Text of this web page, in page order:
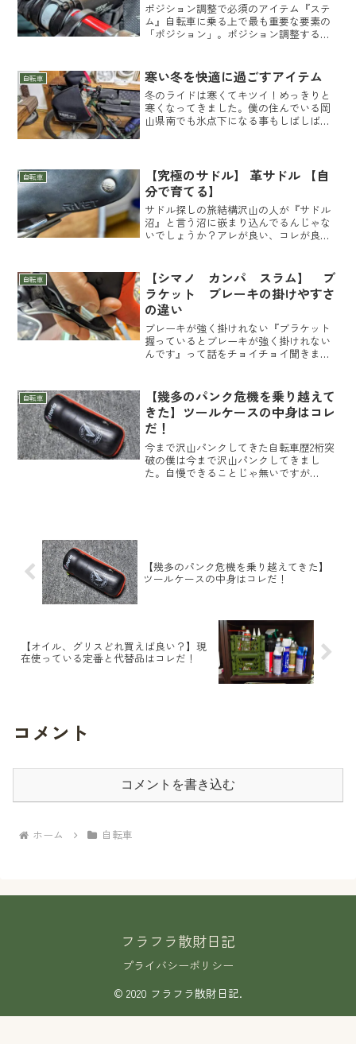
ポジション調整で必須のアイテム『ステ
ム』自転車に乗る上で最も重要な要素の
「ポジション」。ポジション調整する時
く初心者の人がサドルの前後させてハン
ドルまでの距離を調整した...
自転車 寒い冬を快適に過ごすアイテム
冬のライドは寒くてキツイ！めっきりと
寒くなってきました。僕の住んでいる岡
山県南でも氷点下になる事もしばしばで
く走れなくなるタイプで冬...
自転車
【究極のサドル】 革サドル 【自
分で育てる】
サドル探しの旅結構沢山の人が『サドル
沼』と言う沼に嵌まり込んでるんじゃな
いでしょうか？アレが良い、コレが良い
合わないが異なるので良さそうなのを片
っ端から試すといった感じ...
自転車
【シマノ カンパ スラム】 ブ
ラケット ブレーキの掛けやすさ
の違い
ブレーキが強く掛けれない『ブラケット
握っているとブレーキが強く掛けれない
んです』って話をチョイチョイ聞きま
言う僕もロングライドでヘロヘロになっ
たり、下りでブレーキ掛けっ...
自転車
【幾多のパンク危機を乗り越えて
きた】ツールケースの中身はコレ
だ！
今まで沢山パンクしてきた自転車歴2桁突
破の僕は今まで沢山パンクしてきまし
た。自慢できることじゃ無いですが
【幾多のパンク危機を乗り越えてきた】
ツールケースの中身はコレだ！
【オイル、グリスどれ買えば良い？】現
在使っている定番と代替品はコレだ！
コメント
コメントを書き込む
ホーム 自転車
フラフラ散財日記
プライバシーポリシー
© 2020 フラフラ散財日記.